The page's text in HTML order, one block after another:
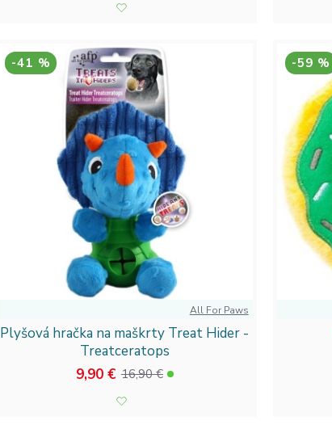
-41 %
All For Paws
Plyšová hračka na maškrty Treat Hider -
Treatceratops
9,90 € 16,90 €
-59 %